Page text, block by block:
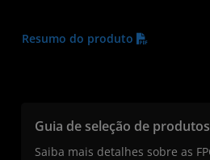
Resumo do produto
Guia de seleção de
Saiba mais detalhes sobre as